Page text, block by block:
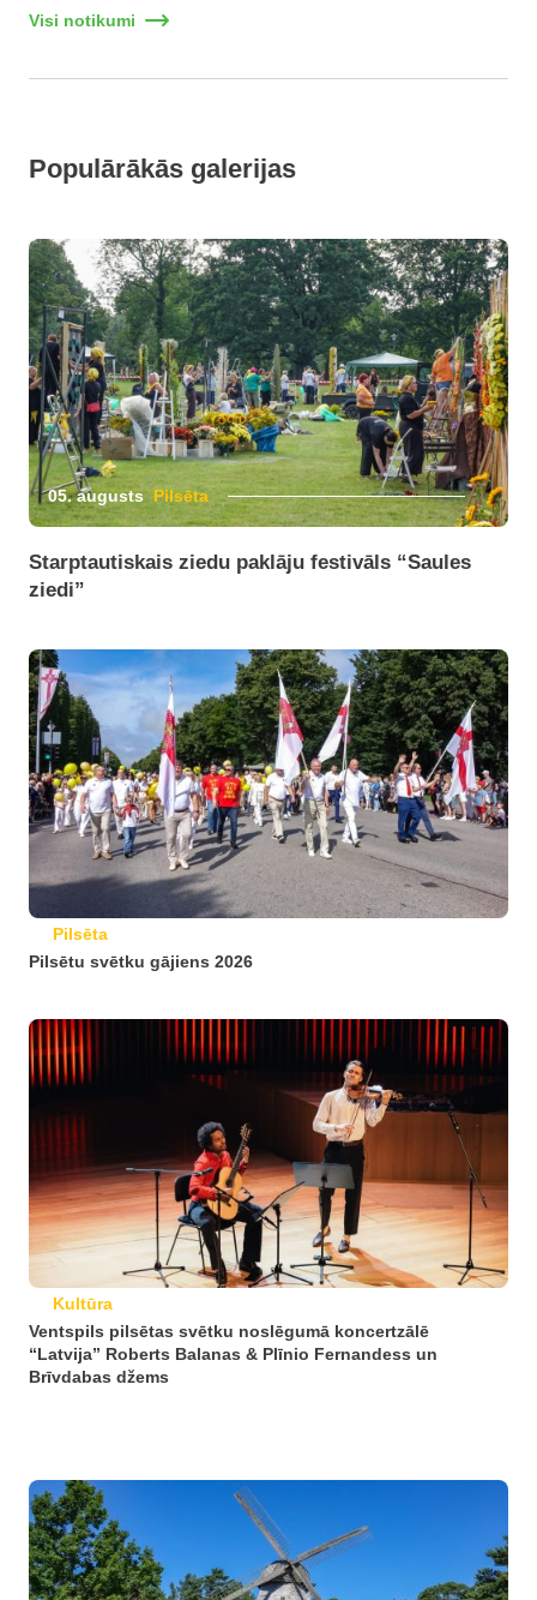
Visi notikumi
Populārākās galerijas
05. augusts Pilsēta
Starptautiskais ziedu paklāju festivāls “Saules
ziedi”
Pilsēta
Pilsētu svētku gājiens 2026
Kultūra
Ventspils pilsētas svētku noslēgumā koncertzālē
“Latvija” Roberts Balanas & Plīnio Fernandess un
Brīvdabas džems